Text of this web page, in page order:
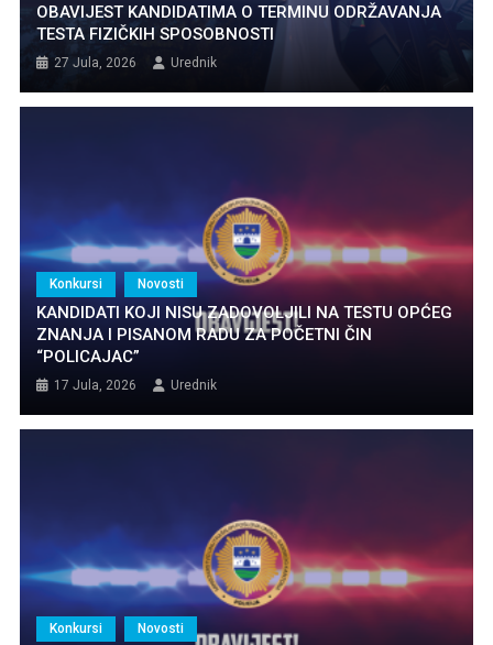
OBAVIJEST KANDIDATIMA O TERMINU ODRŽAVANJA
TESTA FIZIČKIH SPOSOBNOSTI
27 Jula, 2026 Urednik
Konkursi Novosti
KANDIDATI KOJI NISU ZADOVOLJILI NA TESTU OPĆEG
ZNANJA I PISANOM RADU ZA POČETNI ČIN
“POLICAJAC”
17 Jula, 2026 Urednik
Konkursi Novosti